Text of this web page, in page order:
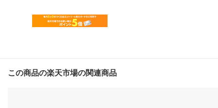
この商品の楽天市場の関連商品